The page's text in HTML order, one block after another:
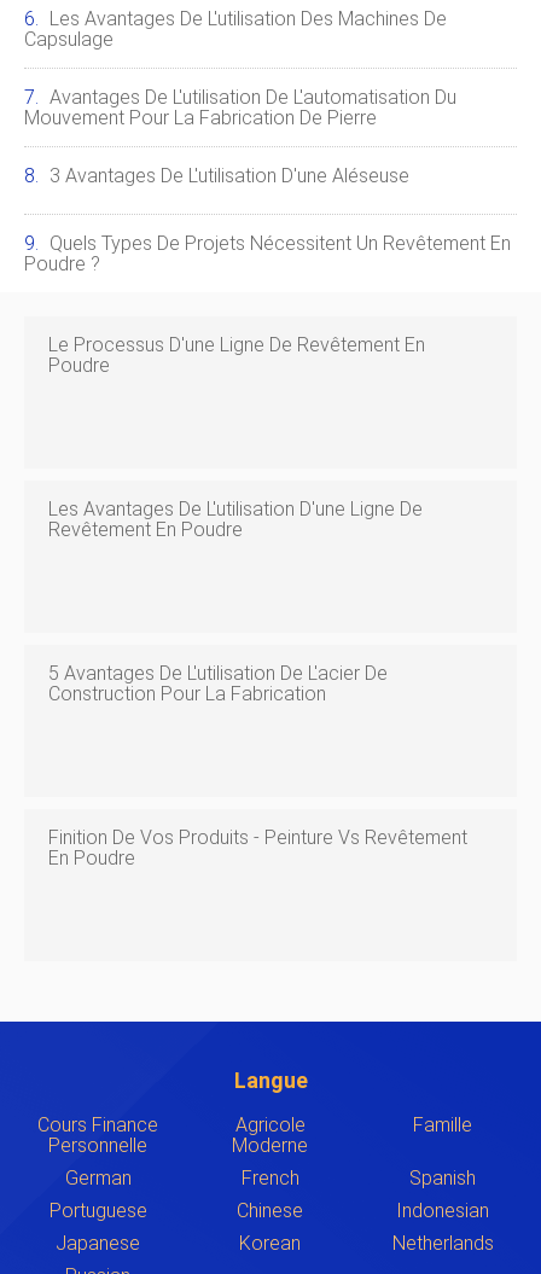
Les Avantages De L'utilisation Des Machines De
Capsulage
Avantages De L'utilisation De L'automatisation Du
Mouvement Pour La Fabrication De Pierre
3 Avantages De L'utilisation D'une Aléseuse
Quels Types De Projets Nécessitent Un Revêtement En
Poudre ?
Le Processus D'une Ligne De Revêtement En
Poudre
Les Avantages De L'utilisation D'une Ligne De
Revêtement En Poudre
5 Avantages De L'utilisation De L'acier De
Construction Pour La Fabrication
Finition De Vos Produits - Peinture Vs Revêtement
En Poudre
Langue
Cours Finance
Personnelle
Agricole
Moderne
Famille
German French
Spanish
Portuguese
Chinese
Indonesian
Japanese
Korean
Netherlands